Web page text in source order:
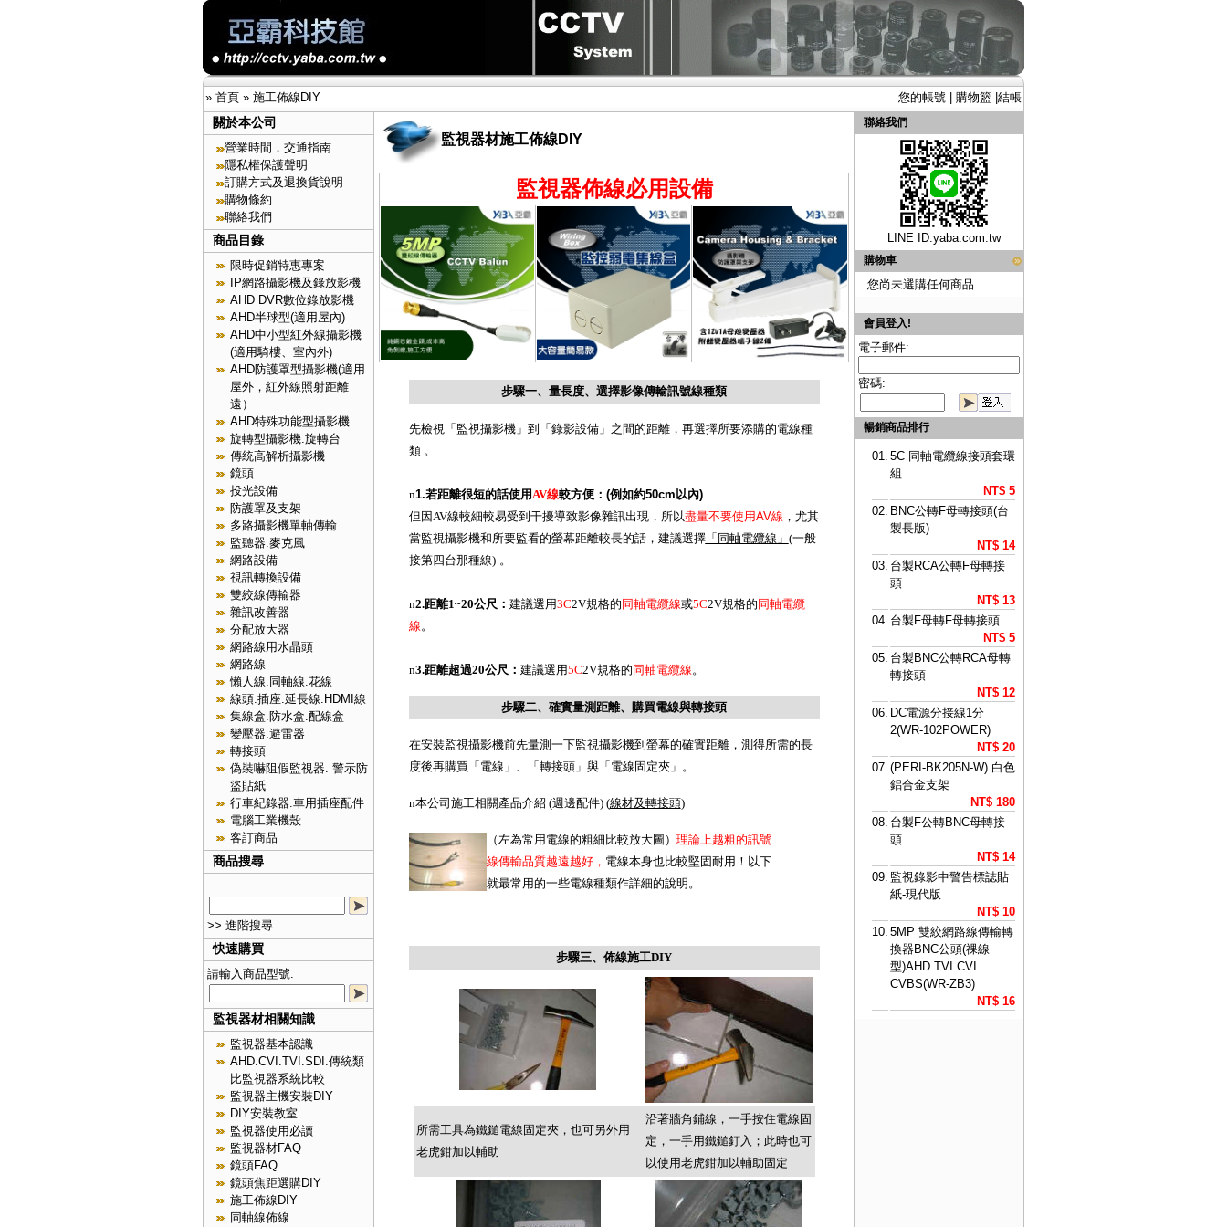
» 首頁 » 施工佈線DIY 您的帳號 購物籃 結帳
關於本公司
營業時間．交通指南
隱私權保護聲明
訂購方式及退換貨說明
購物條約
聯絡我們
商品目錄
限時促銷特惠專案
IP網路攝影機及錄放影機
AHD DVR數位錄放影機
AHD半球型(適用屋內)
AHD中小型紅外線攝影機
(適用騎樓、室內外)
AHD防護罩型攝影機(適用
屋外，紅外線照射距離
遠）
AHD特殊功能型攝影機
旋轉型攝影機.旋轉台
傳統高解析攝影機
鏡頭
投光設備
防護罩及支架
多路攝影機單軸傳輸
監聽器.麥克風
網路設備
視訊轉換設備
雙絞線傳輸器
雜訊改善器
分配放大器
網路線用水晶頭
網路線
懶人線.同軸線.花線
線頭.插座.延長線.HDMI線
集線盒.防水盒.配線盒
變壓器.避雷器
轉接頭
偽裝嚇阻假監視器. 警示防
盜貼紙
行車紀錄器.車用插座配件
電腦工業機殼
客訂商品
商品搜尋
>> 進階搜尋
快速購買
請輸入商品型號.
監視器材相關知識
監視器基本認識
AHD.CVI.TVI.SDI.傳統類
比監視器系統比較
監視器主機安裝DIY
DIY安裝教室
監視器使用必讀
監視器材FAQ
鏡頭FAQ
鏡頭焦距選購DIY
施工佈線DIY
同軸線佈線
監視器材施工佈線DIY
監視器佈線必用設備
步驟一、量長度、選擇影像傳輸訊號線種類
先檢視「監視攝影機」到「錄影設備」之間的距離，再選擇所要添購的電線種
類 。
n1.若距離很短的話使用 AV線較方便：(例如約50cm以內)
但因 AV線較細較易受到干擾導致影像雜訊出現，所以盡量不要使用AV線 ，尤其
當監視攝影機和所要監看的螢幕距離較長的話，建議選擇「同軸電纜線」 (一般
接第四台那種線)。
n2.距離1~20公尺： 建議選用3C2V規格的 同軸電纜線或5C2V規格的 同軸電纜
線 。
n3.距離超過20公尺 ： 建議選用5C2V規格的 同軸電纜線 。
步驟二、確實量測距離、購買電線與轉接頭
在安裝監視攝影機前先量測一下監視攝影機到螢幕的確實距離，測得所需的長
度後再購買「電線」、「轉接頭」與「電線固定夾」。
n本公司施工相關產品介紹 (週邊配件) (線材及轉接頭)
（左為常用電線的粗細比較放大圖） 理論上越粗的訊號
線傳輸品質越遠越好， 電線本身也比較堅固耐用！ 以下
就最常用的一些電線種類作詳細的說明。
步驟三、佈線施工DIY
所需工具為鐵鎚電線固定夾，也可另外用
老虎鉗加以輔助
沿著牆角鋪線，一手按住電線固
定，一手用鐵鎚釘入；此時也可
以使用老虎鉗加以輔助固定
聯絡我們
LINE ID:yaba.com.tw
購物車
您尚未選購任何商品.
會員登入!
電子郵件:
密碼:
暢銷商品排行
01. 5C 同軸電纜線接頭套環
組
NT$ 5
02. BNC公轉F母轉接頭(台
製長版)
NT$ 14
03. 台製RCA公轉F母轉接
頭
NT$ 13
04. 台製F母轉F母轉接頭
NT$ 5
05. 台製BNC公轉RCA母轉
轉接頭
NT$ 12
06. DC電源分接線1分
2(WR-102POWER)
NT$ 20
07. (PERI-BK205N-W) 白色
鋁合金支架
NT$ 180
08. 台製F公轉BNC母轉接
頭
NT$ 14
09. 監視錄影中警告標誌貼
紙-現代版
NT$ 10
10. 5MP 雙絞網路線傳輸轉
換器BNC公頭(祼線
型)AHD TVI CVI
CVBS(WR-ZB3)
NT$ 16